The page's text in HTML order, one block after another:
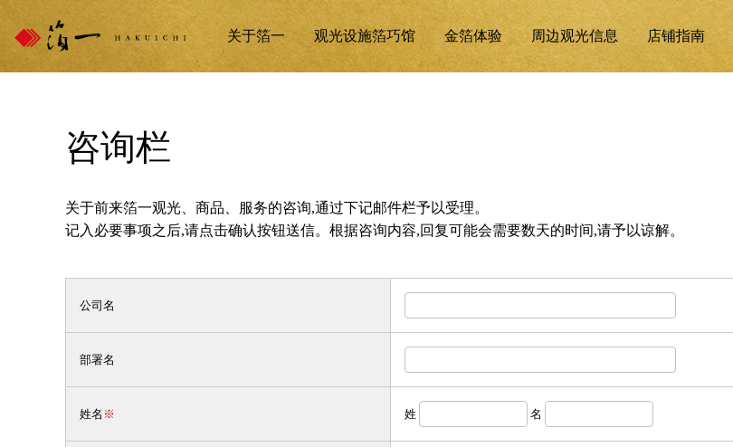
关于箔一 观光设施箔巧馆 金箔体验 周边观光信息 店铺指南
咨询栏
关于前来箔一观光、商品、服务的咨询,通过下记邮件栏予以受理。
记入必要事项之后,请点击确认按钮送信。根据咨询内容,回复可能会需要数天的时间,请予以谅解。
公司名
部署名
姓名 ※ 姓 名